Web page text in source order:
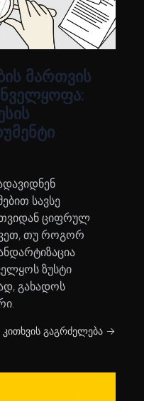
მართვის
სავსე
ციფრულ
თუ როგორ
ზუსტი
გახადოს
კითხვის გაგრძელება →